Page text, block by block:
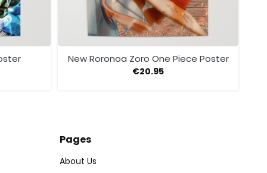
New Roronoa Zoro One Piece Poster
€20.95
Pages
About Us